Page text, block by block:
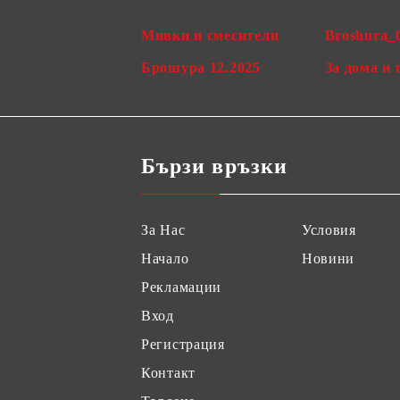
Мивки и смесители
Брошура 12.2025 За дома и
Бързи връзки
За Нас
Начало
Рекламации
Вход
Регистрация
Контакт
Условия
Новини